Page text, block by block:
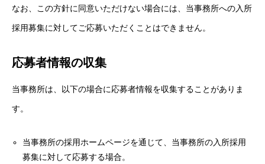
募集要項
よくあるご質問
なお、この方針に同意いただけない場合には、当事務所への入所
採用募集に対してご応募いただくことはできません。
応募者情報の収集
当事務所は、以下の場合に応募者情報を収集することがありま
す。
当事務所の採用ホームページを通じて、当事務所の入所採用
募集に対して応募する場合。